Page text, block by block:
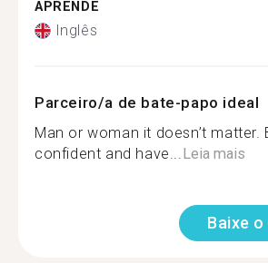
APRENDE
Inglês
Parceiro/a de bate-papo ideal
Man or woman it doesn’t matter.
confident and have...Leia mais
Baixe